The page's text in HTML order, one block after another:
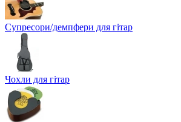
Супресори/демпфери для гітар
Чохли для гітар